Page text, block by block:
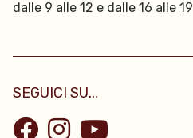
dalle 9 alle 12 e dalle 16 alle 19
SEGUICI SU...